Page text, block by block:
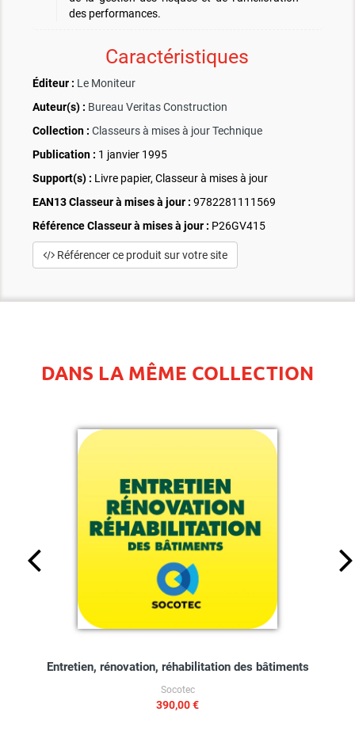
des performances.
Caractéristiques
Éditeur : Le Moniteur
Auteur(s) : Bureau Veritas Construction
Collection : Classeurs à mises à jour Technique
Publication : 1 janvier 1995
Support(s) : Livre papier, Classeur à mises à jour
EAN13 Classeur à mises à jour : 9782281111569
Référence Classeur à mises à jour : P26GV415
Référencer ce produit sur votre site
DANS LA MÊME COLLECTION
Entretien, rénovation, réhabilitation des bâtiments
Socotec
390,00 €